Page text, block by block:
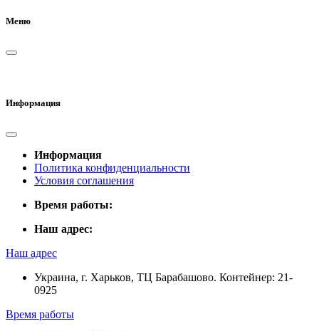
Меню
Информация
Информация
Политика конфиденциальности
Условия соглашения
Время работы:
Наш адрес:
Наш адрес
Украина, г. Харьков, ТЦ Барабашово. Контейнер: 21-
0925
Время работы